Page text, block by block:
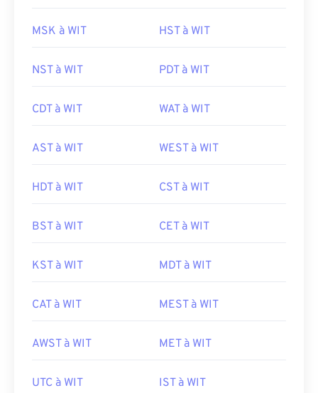
MSK à WIT HST à WIT
NST à WIT PDT à WIT
CDT à WIT WAT à WIT
AST à WIT WEST à WIT
HDT à WIT CST à WIT
BST à WIT CET à WIT
KST à WIT MDT à WIT
CAT à WIT MEST à WIT
AWST à WIT MET à WIT
UTC à WIT IST à WIT